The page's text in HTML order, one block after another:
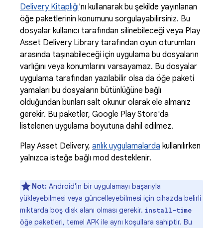
Delivery Kitaplığı'nı kullanarak bu şekilde yayınlanan
öğe paketlerinin konumunu sorgulayabilirsiniz. Bu
dosyalar kullanıcı tarafından silinebileceği veya Play
Asset Delivery Library tarafından oyun oturumları
arasında taşınabileceği için uygulama bu dosyaların
varlığını veya konumlarını varsayamaz. Bu dosyalar
uygulama tarafından yazılabilir olsa da öğe paketi
yamaları bu dosyaların bütünlüğüne bağlı
olduğundan bunları salt okunur olarak ele almanız
gerekir. Bu paketler, Google Play Store'da
listelenen uygulama boyutuna dahil edilmez.
Play Asset Delivery, anlık uygulamalarda kullanılırken
yalnızca isteğe bağlı mod desteklenir.
Not: Android'in bir uygulamayı başarıyla
yükleyebilmesi veya güncelleyebilmesi için cihazda belirli
miktarda boş disk alanı olması gerekir. install-time
öğe paketleri, temel APK ile aynı koşullara sahiptir. Bu